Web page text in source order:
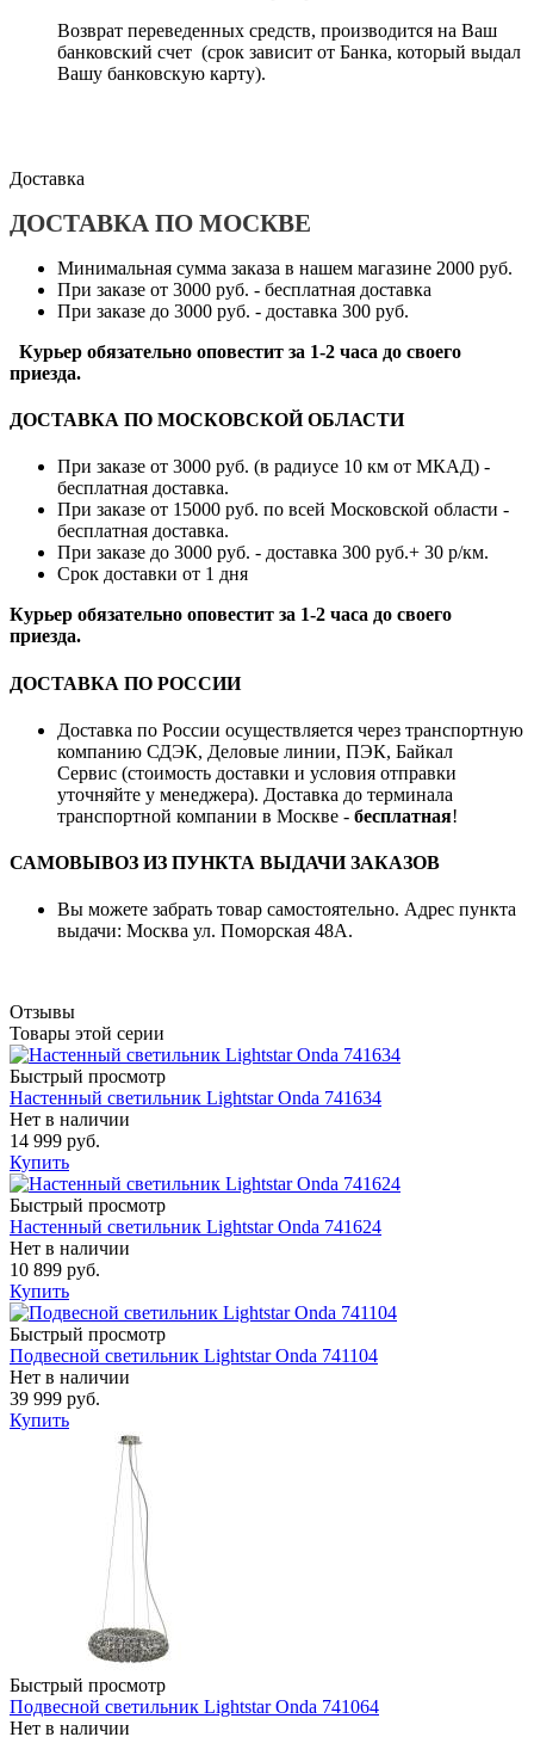
Возврат переведенных средств, производится на Ваш
банковский счет (срок зависит от Банка, который выдал
Вашу банковскую карту).
Доставка
ДОСТАВКА ПО МОСКВЕ
Минимальная сумма заказа в нашем магазине 2000 руб.
При заказе от 3000 руб. - бесплатная доставка
При заказе до 3000 руб. - доставка 300 руб.
Курьер обязательно оповестит за 1-2 часа до своего
приезда.
ДОСТАВКА ПО МОСКОВСКОЙ ОБЛАСТИ
При заказе от 3000 руб. (в радиусе 10 км от МКАД) -
бесплатная доставка.
При заказе от 15000 руб. по всей Московской области -
бесплатная доставка.
При заказе до 3000 руб. - доставка 300 руб.+ 30 р/км.
Срок доставки от 1 дня
Курьер обязательно оповестит за 1-2 часа до своего
приезда.
ДОСТАВКА ПО РОССИИ
Доставка по России осуществляется через транспортную
компанию СДЭК, Деловые линии, ПЭК, Байкал
Сервис (стоимость доставки и условия отправки
уточняйте у менеджера). Доставка до терминала
транспортной компании в Москве - бесплатная!
САМОВЫВОЗ ИЗ ПУНКТА ВЫДАЧИ ЗАКАЗОВ
Вы можете забрать товар самостоятельно. Адрес пункта
выдачи: Москва ул. Поморская 48А.
Отзывы
Товары этой серии
Быстрый просмотр
Настенный светильник Lightstar Onda 741634
Нет в наличии
14 999 руб.
Купить
Быстрый просмотр
Настенный светильник Lightstar Onda 741624
Нет в наличии
10 899 руб.
Купить
Быстрый просмотр
Подвесной светильник Lightstar Onda 741104
Нет в наличии
39 999 руб.
Купить
Быстрый просмотр
Подвесной светильник Lightstar Onda 741064
Нет в наличии